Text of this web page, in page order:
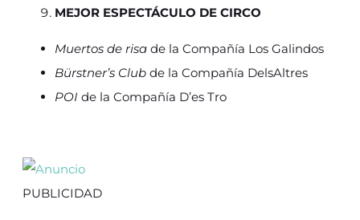
MEJOR ESPECTÁCULO DE CIRCO
Muertos de risa de la Compañía Los Galindos
Bürstner’s Club de la Compañía DelsAltres
POI de la Compañía D’es Tro
PUBLICIDAD